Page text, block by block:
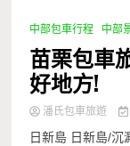
1 Minute
中部包車行程 中部
苗栗包車
好地方!
潘氏包車旅遊
日新島 日新島/沉